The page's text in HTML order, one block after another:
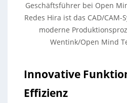
Geschäftsführer bei Open
Redes Hira ist das CAD/
moderne
Wentink/Open Mind
Innovative
Effizienz